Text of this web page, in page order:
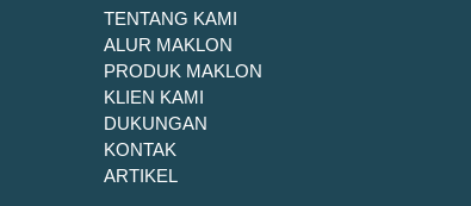
TENTANG KAMI
ALUR MAKLON
PRODUK MAKLON
KLIEN KAMI
DUKUNGAN
KONTAK
ARTIKEL